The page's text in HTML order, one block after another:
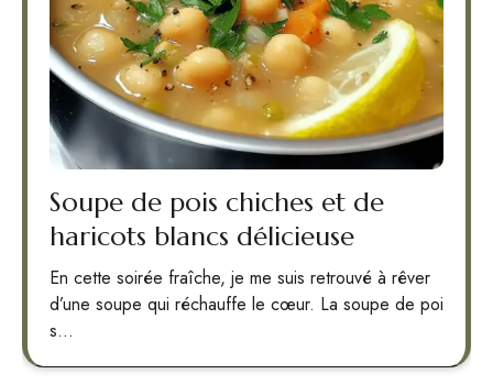
Soupe de pois chiches et de
haricots blancs délicieuse
En cette soirée fraîche, je me suis retrouvé à rêver
d’une soupe qui réchauffe le cœur. La soupe de poi
s…